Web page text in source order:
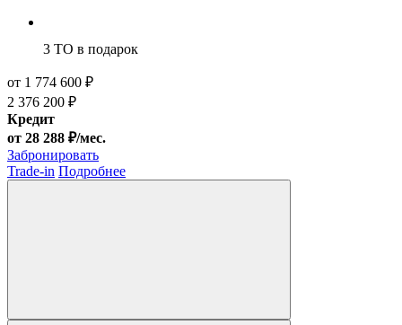
3 ТО в подарок
от 1 774 600 ₽
2 376 200 ₽
Кредит
от 28 288 ₽/мес.
Забронировать
Trade-in Подробнее